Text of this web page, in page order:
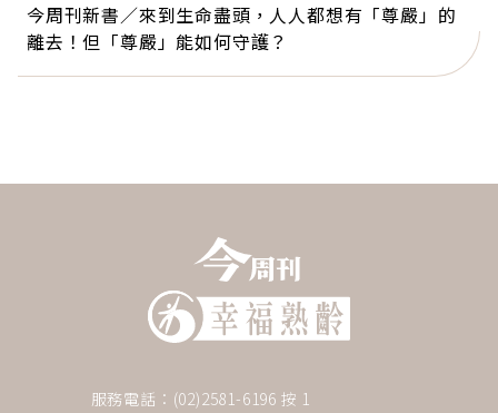
今周刊新書／來到生命盡頭，人人都想有「尊嚴」的
離去！但「尊嚴」能如何守護？
服務電話：(02)2581-6196 按 1